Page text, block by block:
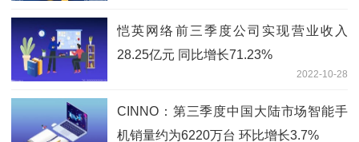
恺英网络前三季度公司实现营业收入
28.25亿元 同比增长71.23%
2022-10-28
CINNO：第三季度中国大陆市场智能手
机销量约为6220万台 环比增长3.7%